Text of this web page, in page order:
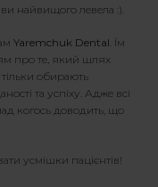
найвищого левела :).
Yaremchuk Dental. Їм
про те, який шлях
обирають
та успіху. Адже всі
когось доводить, що
усмішки пацієнтів!